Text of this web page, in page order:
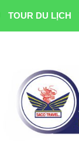
TOUR DU LỊCH